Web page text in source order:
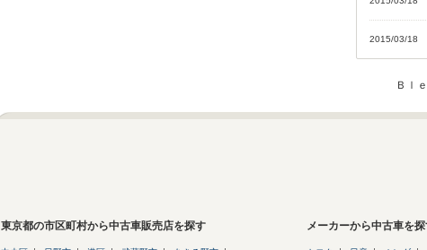
2015/03/18
Ｂｌ
東京都の市区町村から中古車販売店を探す メーカーから中古車を